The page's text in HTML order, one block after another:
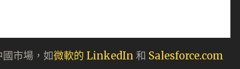
市場，如微軟的 LinkedIn 和 Salesforce.com